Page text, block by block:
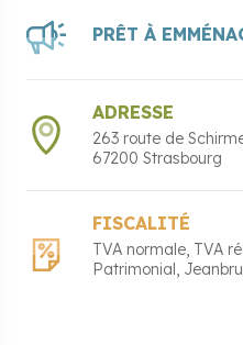
PRÊT À
ADRESSE
263 route de
67200 Strasbourg
FISCALITÉ
TVA normale TVA
Patrimonial